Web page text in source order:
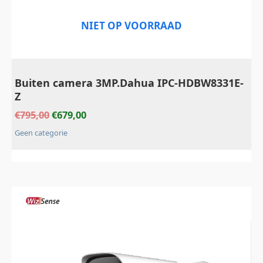
NIET OP VOORRAAD
Buiten camera 3MP.Dahua IPC-HDBW8331E-
Z
€795,00€679,00
Geen categorie